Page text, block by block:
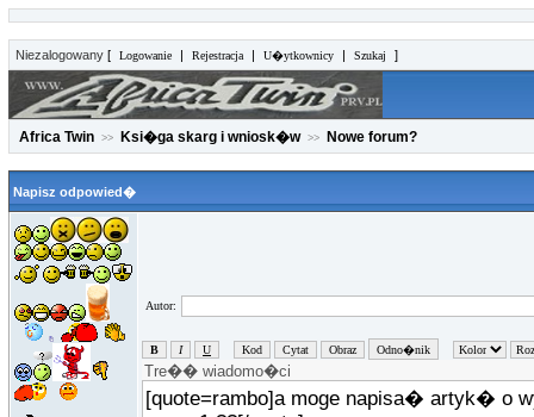
Niezalogowany [ Logowanie | Rejestracja | U�ytkownicy | Szukaj ]
Africa Twin >> Ksi�ga skarg i wniosk�w >> Nowe forum?
Napisz odpowied�
Autor: